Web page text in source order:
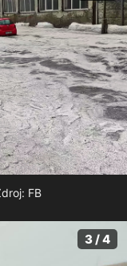
FB
3 / 4